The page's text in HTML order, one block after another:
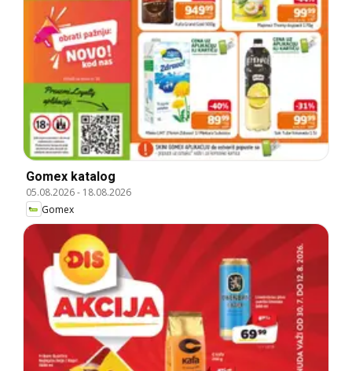
Gomex katalog
05.08.2026- 18.08.2026
Gomex